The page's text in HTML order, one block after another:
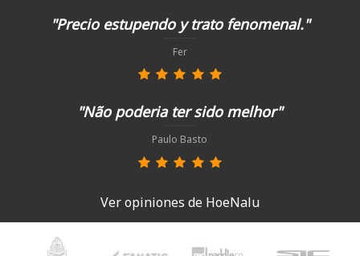
"Precio estupendo y trato fenomenal."
Fer
"Não poderia ter sido melhor"
Paulo Basto
Ver opiniones de HoeNalu